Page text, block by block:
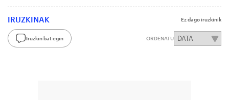
IRUZKINAK Ez dago iruzkinik
Iruzkin bat egin ORDENATU